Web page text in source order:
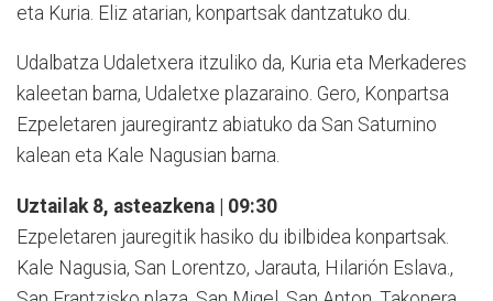
eta Kuria. Eliz atarian, konpartsak dantzatuko du.
Udalbatza Udaletxera itzuliko da, Kuria eta Merkaderes
kaleetan barna, Udaletxe plazaraino. Gero, Konpartsa
Ezpeletaren jauregirantz abiatuko da San Saturnino
kalean eta Kale Nagusian barna.
Uztailak 8, asteazkena | 09:30
Ezpeletaren jauregitik hasiko du ibilbidea konpartsak.
Kale Nagusia, San Lorentzo, Jarauta, Hilarión Eslava.,